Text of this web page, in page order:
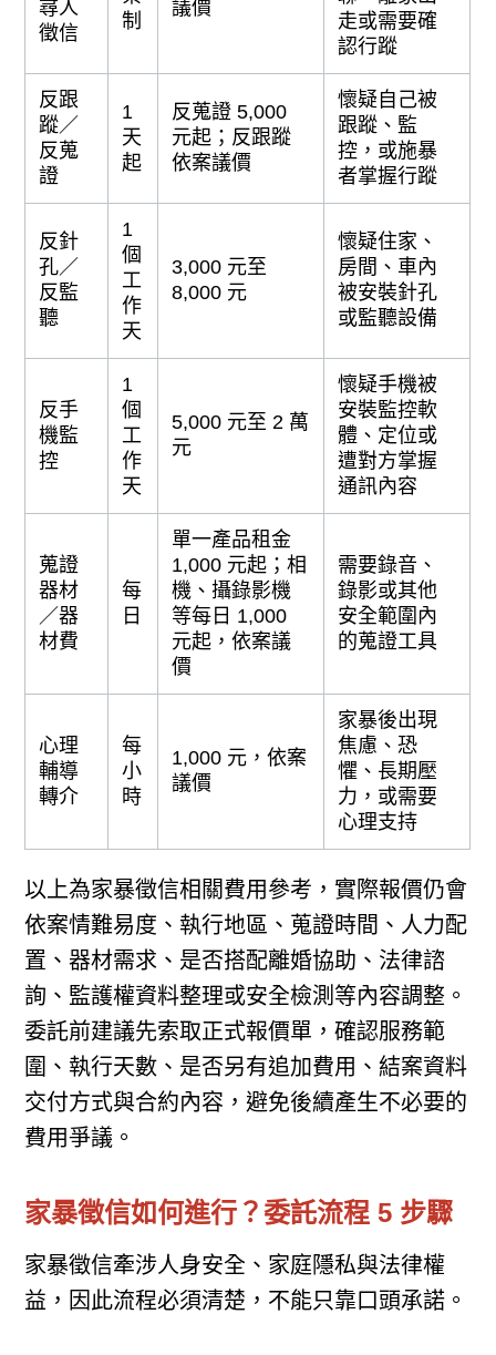
尋人
徵信
制
議價
走或需要確
認行蹤
反跟
蹤／
反蒐
證
1
天
起
反蒐證 5,000
元起；反跟蹤
依案議價
懷疑自己被
跟蹤、監
控，或施暴
者掌握行蹤
反針
孔／
反監
聽
1
個
工
作
天
3,000 元至
8,000 元
懷疑住家、
房間、車內
被安裝針孔
或監聽設備
反手
機監
控
1
個
工
作
天
5,000 元至 2 萬
元
懷疑手機被
安裝監控軟
體、定位或
遭對方掌握
通訊內容
蒐證
器材
／器
材費
每
日
單一產品租金
1,000 元起；相
機、攝錄影機
等每日 1,000
元起，依案議
價
需要錄音、
錄影或其他
安全範圍內
的蒐證工具
心理
輔導
轉介
每
小
時
1,000 元，依案
議價
家暴後出現
焦慮、恐
懼、長期壓
力，或需要
心理支持
以上為家暴徵信相關費用參考，實際報價仍會
依案情難易度、執行地區、蒐證時間、人力配
置、器材需求、是否搭配離婚協助、法律諮
詢、監護權資料整理或安全檢測等內容調整。
委託前建議先索取正式報價單，確認服務範
圍、執行天數、是否另有追加費用、結案資料
交付方式與合約內容，避免後續產生不必要的
費用爭議。
家暴徵信如何進行？委託流程 5 步驟
家暴徵信牽涉人身安全、家庭隱私與法律權
益，因此流程必須清楚，不能只靠口頭承諾。